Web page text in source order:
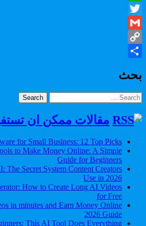
WhatsApp
Twitter
Gmail
Copy
بحث
Search
for:
مقالات ممكن ان
for Small Business: 12 Top Picks.
to Make Money Online: A Simple
Guide for Beginners
The Secret System Content Creators
Use in 2026
How to Create Long AI Videos
for Free
in minutes and Earn Money Online
2026 Guide
This AI Tool Does Everything